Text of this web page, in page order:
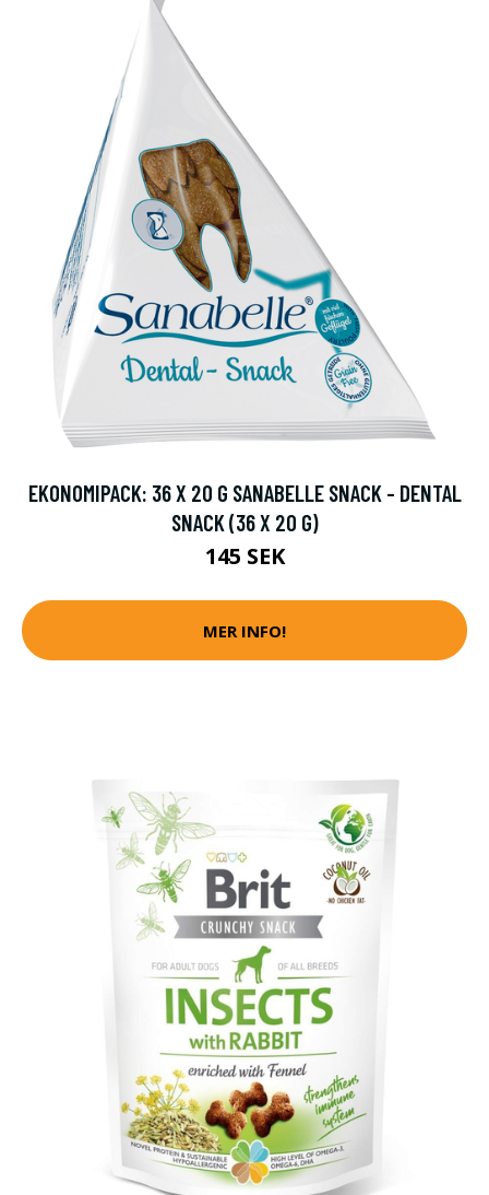
EKONOMIPACK: 36 X 20 G SANABELLE SNACK - DENTAL
SNACK (36 X 20 G)
145 SEK
MER INFO!